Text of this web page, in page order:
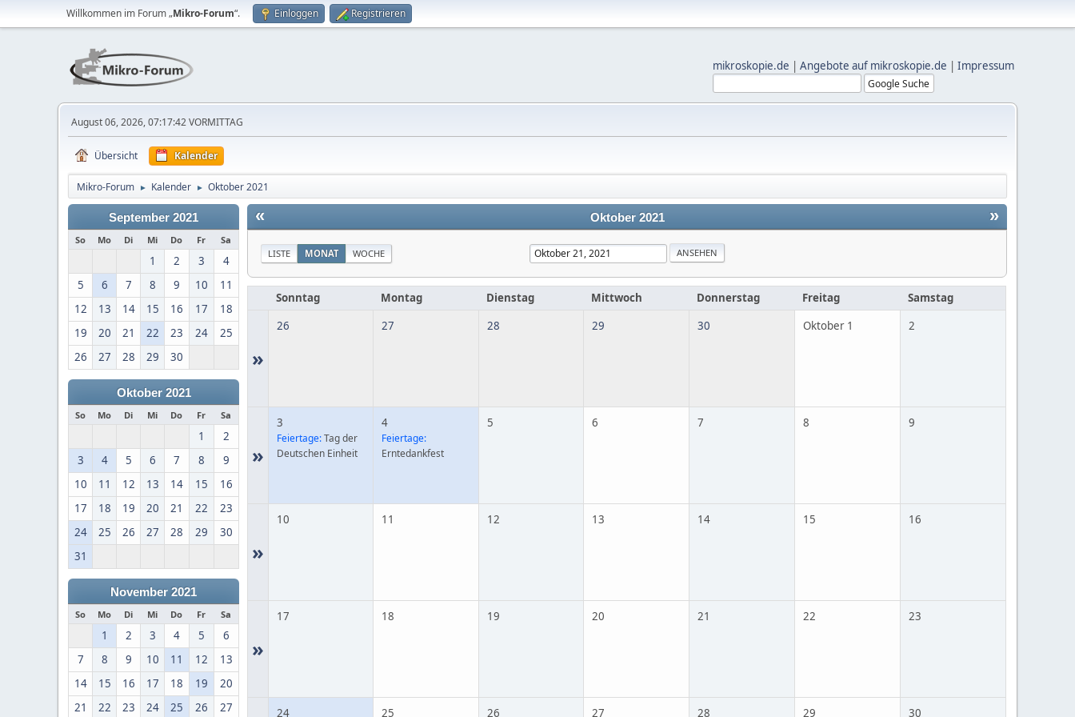
Willkommen im Forum „Mikro-Forum“. Einloggen Registrieren
mikroskopie.de | Angebote auf mikroskopie.de | Impressum
August 06, 2026, 07:17:42 VORMITTAG
Übersicht Kalender
Mikro-Forum ► Kalender ► Oktober 2021
September 2021
So Mo Di Mi Do Fr Sa
1 2 3
4
5
6 7 8 9 10
11
12
13 14 15 16 17
18
19
20 21 22 23 24
25
26
27 28 29 30
Oktober 2021
So Mo Di Mi Do Fr Sa
1
2
3
4 5 6 7 8
9
10
11 12 13 14 15
16
17
18 19 20 21 22
23
24
25 26 27 28 29
30
31
November 2021
So Mo Di Mi Do Fr Sa
1 2 3 4 5
6
7
8 9 10 11 12
13
14
15 16 17 18 19
20
21
22 23 24 25 26 27
« »
Oktober 2021
LISTE MONAT WOCHE
Sonntag Montag Dienstag Mittwoch Donnerstag Freitag Samstag
»
26 27 28 29 30 Oktober 1 2
»
3
Feiertage:Tag der
Deutschen Einheit
4
Feiertage:
Erntedankfest
5 6 7 8 9
»
10 11 12 13 14 15 16
»
17 18 19 20 21 22 23
24 25 26 27 28 29 30